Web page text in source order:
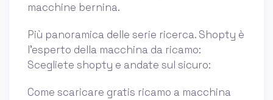
macchine bernina.
Più panoramica delle serie ricerca. Shopty è
l’esperto della macchina da ricamo:
Scegliete shopty e andate sul sicuro:
Come scaricare gratis ricamo a macchina